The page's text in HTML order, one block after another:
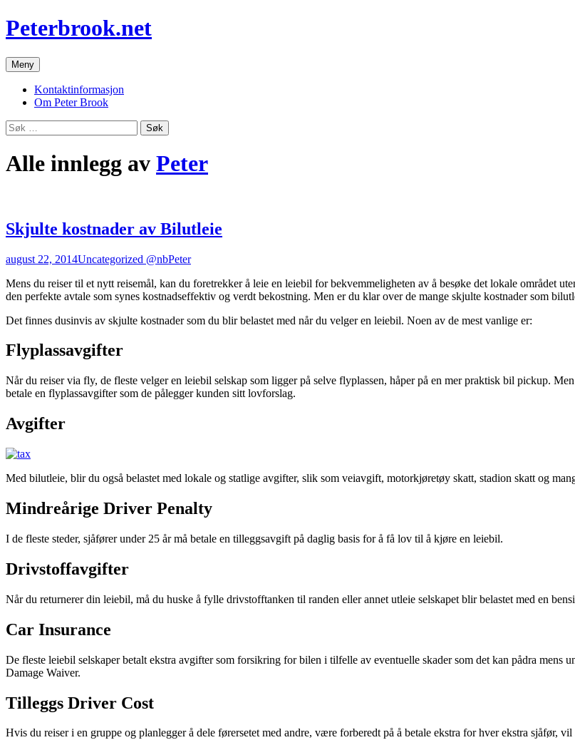
Hopp
til
Peterbrook.net
Meny
Kontaktinformasjon
Om Peter Brook
Søk
etter:
Alle innlegg av Peter
Skjulte kostnader av Bilutleie
august 22, 2014Uncategorized @nbPeter
Mens du reiser til et nytt reisemål, kan du foretrekker å leie en leiebil for bekvemmeligheten av å besøke det lokale området
den perfekte avtale som synes kostnadseffektiv og verdt bekostning. Men er du klar over de mange skjulte kostnader som
Det finnes dusinvis av skjulte kostnader som du blir belastet med når du velger en leiebil. Noen av de mest vanlige er:
Flyplassavgifter
Når du reiser via fly, de fleste velger en leiebil selskap som ligger på selve flyplassen, håper på en mer praktisk bil pickup.
betale en flyplassavgifter som de pålegger kunden sitt lovforslag.
Avgifter
Med bilutleie, blir du også belastet med lokale og statlige avgifter, slik som veiavgift, motorkjøretøy skatt, stadion skatt og
Mindreårige Driver Penalty
I de fleste steder, sjåfører under 25 år må betale en tilleggsavgift på daglig basis for å få lov til å kjøre en leiebil.
Drivstoffavgifter
Når du returnerer din leiebil, må du huske å fylle drivstofftanken til randen eller annet utleie selskapet blir belastet med en
Car Insurance
De fleste leiebil selskaper betalt ekstra avgifter som forsikring for bilen i tilfelle av eventuelle skader som det kan pådra mens
Damage Waiver.
Tilleggs Driver Cost
Hvis du reiser i en gruppe og planlegger å dele førersetet med andre, være forberedt på å betale ekstra for hver ekstra sjåfør,